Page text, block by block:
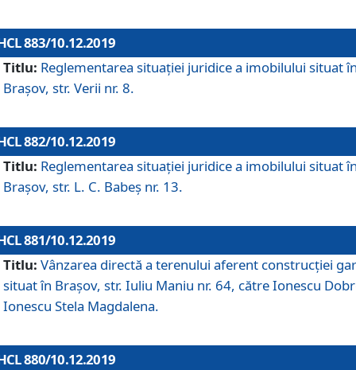
883/10.12.2019
Titlu: Reglementarea situației juridice a imobilului situat
Brașov, str. Verii nr. 8.
882/10.12.2019
Titlu: Reglementarea situației juridice a imobilului situat
Brașov, str. L. C. Babeș nr. 13.
881/10.12.2019
Titlu: Vânzarea directă a terenului aferent construcției
situat în Brașov, str. Iuliu Maniu nr. 64, către Ionescu
Ionescu Stela Magdalena.
880/10.12.2019